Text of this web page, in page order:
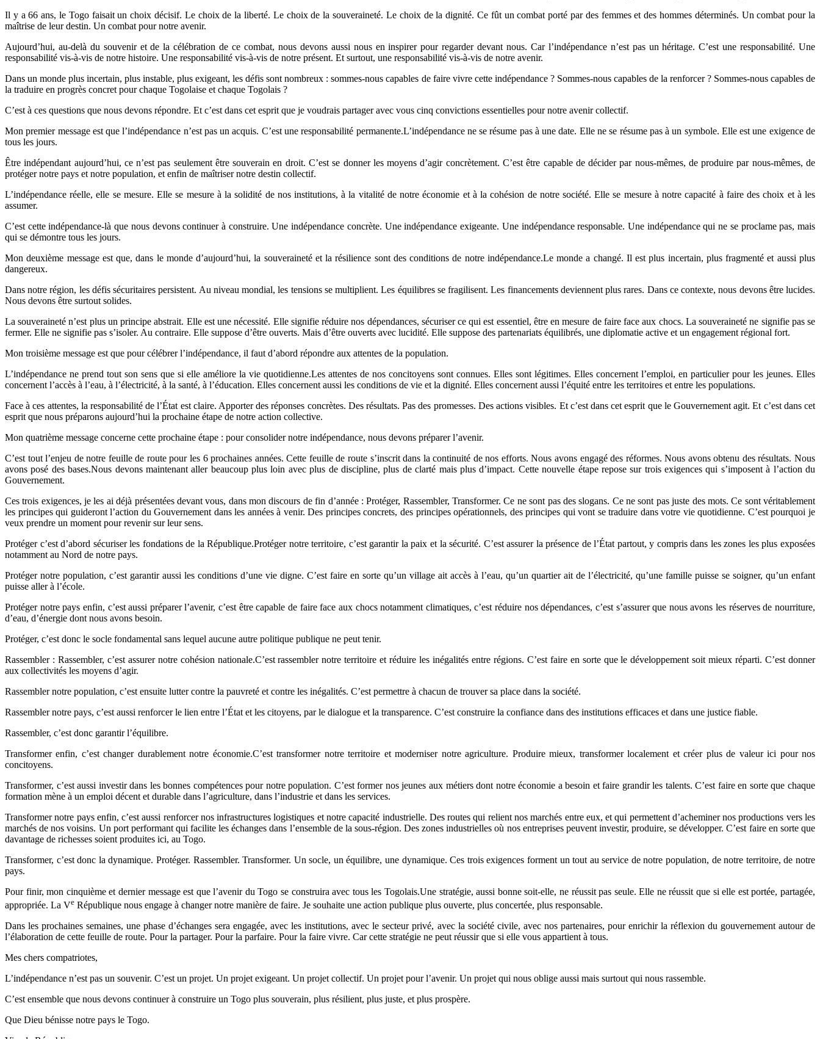
Il y a 66 ans, le Togo faisait un choix décisif. Le choix de la liberté. Le choix de la souveraineté. Le choix de la dignité. Ce fût un combat porté par des femmes et des hommes déterminés. Un combat pour la
maîtrise de leur destin. Un combat pour notre avenir.
Aujourd’hui, au-delà du souvenir et de la célébration de ce combat, nous devons aussi nous en inspirer pour regarder devant nous. Car l’indépendance n’est pas un héritage. C’est une responsabilité. Une
responsabilité vis-à-vis de notre histoire. Une responsabilité vis-à-vis de notre présent. Et surtout, une responsabilité vis-à-vis de notre avenir.
Dans un monde plus incertain, plus instable, plus exigeant, les défis sont nombreux : sommes-nous capables de faire vivre cette indépendance ? Sommes-nous capables de la renforcer ? Sommes-nous capables de
la traduire en progrès concret pour chaque Togolaise et chaque Togolais ?
C’est à ces questions que nous devons répondre. Et c’est dans cet esprit que je voudrais partager avec vous cinq convictions essentielles pour notre avenir collectif.
Mon premier message est que l’indépendance n’est pas un acquis. C’est une responsabilité permanente.L’indépendance ne se résume pas à une date. Elle ne se résume pas à un symbole. Elle est une exigence de
tous les jours.
Être indépendant aujourd’hui, ce n’est pas seulement être souverain en droit. C’est se donner les moyens d’agir concrètement. C’est être capable de décider par nous-mêmes, de produire par nous-mêmes, de
protéger notre pays et notre population, et enfin de maîtriser notre destin collectif.
L’indépendance réelle, elle se mesure. Elle se mesure à la solidité de nos institutions, à la vitalité de notre économie et à la cohésion de notre société. Elle se mesure à notre capacité à faire des choix et à les
assumer.
C’est cette indépendance-là que nous devons continuer à construire. Une indépendance concrète. Une indépendance exigeante. Une indépendance responsable. Une indépendance qui ne se proclame pas, mais
qui se démontre tous les jours.
Mon deuxième message est que, dans le monde d’aujourd’hui, la souveraineté et la résilience sont des conditions de notre indépendance.Le monde a changé. Il est plus incertain, plus fragmenté et aussi plus
dangereux.
Dans notre région, les défis sécuritaires persistent. Au niveau mondial, les tensions se multiplient. Les équilibres se fragilisent. Les financements deviennent plus rares. Dans ce contexte, nous devons être lucides.
Nous devons être surtout solides.
La souveraineté n’est plus un principe abstrait. Elle est une nécessité. Elle signifie réduire nos dépendances, sécuriser ce qui est essentiel, être en mesure de faire face aux chocs. La souveraineté ne signifie pas se
fermer. Elle ne signifie pas s’isoler. Au contraire. Elle suppose d’être ouverts. Mais d’être ouverts avec lucidité. Elle suppose des partenariats équilibrés, une diplomatie active et un engagement régional fort.
Mon troisième message est que pour célébrer l’indépendance, il faut d’abord répondre aux attentes de la population.
L’indépendance ne prend tout son sens que si elle améliore la vie quotidienne.Les attentes de nos concitoyens sont connues. Elles sont légitimes. Elles concernent l’emploi, en particulier pour les jeunes. Elles
concernent l’accès à l’eau, à l’électricité, à la santé, à l’éducation. Elles concernent aussi les conditions de vie et la dignité. Elles concernent aussi l’équité entre les territoires et entre les populations.
Face à ces attentes, la responsabilité de l’État est claire. Apporter des réponses concrètes. Des résultats. Pas des promesses. Des actions visibles. Et c’est dans cet esprit que le Gouvernement agit. Et c’est dans cet
esprit que nous préparons aujourd’hui la prochaine étape de notre action collective.
Mon quatrième message concerne cette prochaine étape : pour consolider notre indépendance, nous devons préparer l’avenir.
C’est tout l’enjeu de notre feuille de route pour les 6 prochaines années. Cette feuille de route s’inscrit dans la continuité de nos efforts. Nous avons engagé des réformes. Nous avons obtenu des résultats. Nous
avons posé des bases.Nous devons maintenant aller beaucoup plus loin avec plus de discipline, plus de clarté mais plus d’impact. Cette nouvelle étape repose sur trois exigences qui s’imposent à l’action du
Gouvernement.
Ces trois exigences, je les ai déjà présentées devant vous, dans mon discours de fin d’année : Protéger, Rassembler, Transformer. Ce ne sont pas des slogans. Ce ne sont pas juste des mots. Ce sont véritablement
les principes qui guideront l’action du Gouvernement dans les années à venir. Des principes concrets, des principes opérationnels, des principes qui vont se traduire dans votre vie quotidienne. C’est pourquoi je
veux prendre un moment pour revenir sur leur sens.
Protéger c’est d’abord sécuriser les fondations de la République.Protéger notre territoire, c’est garantir la paix et la sécurité. C’est assurer la présence de l’État partout, y compris dans les zones les plus exposées
notamment au Nord de notre pays.
Protéger notre population, c’est garantir aussi les conditions d’une vie digne. C’est faire en sorte qu’un village ait accès à l’eau, qu’un quartier ait de l’électricité, qu’une famille puisse se soigner, qu’un enfant
puisse aller à l’école.
Protéger notre pays enfin, c’est aussi préparer l’avenir, c’est être capable de faire face aux chocs notamment climatiques, c’est réduire nos dépendances, c’est s’assurer que nous avons les réserves de nourriture,
d’eau, d’énergie dont nous avons besoin.
Protéger, c’est donc le socle fondamental sans lequel aucune autre politique publique ne peut tenir.
Rassembler : Rassembler, c’est assurer notre cohésion nationale.C’est rassembler notre territoire et réduire les inégalités entre régions. C’est faire en sorte que le développement soit mieux réparti. C’est donner
aux collectivités les moyens d’agir.
Rassembler notre population, c’est ensuite lutter contre la pauvreté et contre les inégalités. C’est permettre à chacun de trouver sa place dans la société.
Rassembler notre pays, c’est aussi renforcer le lien entre l’État et les citoyens, par le dialogue et la transparence. C’est construire la confiance dans des institutions efficaces et dans une justice fiable.
Rassembler, c’est donc garantir l’équilibre.
Transformer enfin, c’est changer durablement notre économie.C’est transformer notre territoire et moderniser notre agriculture. Produire mieux, transformer localement et créer plus de valeur ici pour nos
concitoyens.
Transformer, c’est aussi investir dans les bonnes compétences pour notre population. C’est former nos jeunes aux métiers dont notre économie a besoin et faire grandir les talents. C’est faire en sorte que chaque
formation mène à un emploi décent et durable dans l’agriculture, dans l’industrie et dans les services.
Transformer notre pays enfin, c’est aussi renforcer nos infrastructures logistiques et notre capacité industrielle. Des routes qui relient nos marchés entre eux, et qui permettent d’acheminer nos productions vers les
marchés de nos voisins. Un port performant qui facilite les échanges dans l’ensemble de la sous-région. Des zones industrielles où nos entreprises peuvent investir, produire, se développer. C’est faire en sorte que
davantage de richesses soient produites ici, au Togo.
Transformer, c’est donc la dynamique. Protéger. Rassembler. Transformer. Un socle, un équilibre, une dynamique. Ces trois exigences forment un tout au service de notre population, de notre territoire, de notre
pays.
Pour finir, mon cinquième et dernier message est que l’avenir du Togo se construira avec tous les Togolais.Une stratégie, aussi bonne soit-elle, ne réussit pas seule. Elle ne réussit que si elle est portée, partagée,
appropriée. La Ve République nous engage à changer notre manière de faire. Je souhaite une action publique plus ouverte, plus concertée, plus responsable.
Dans les prochaines semaines, une phase d’échanges sera engagée, avec les institutions, avec le secteur privé, avec la société civile, avec nos partenaires, pour enrichir la réflexion du gouvernement autour de
l’élaboration de cette feuille de route. Pour la partager. Pour la parfaire. Pour la faire vivre. Car cette stratégie ne peut réussir que si elle vous appartient à tous.
Mes chers compatriotes,
L’indépendance n’est pas un souvenir. C’est un projet. Un projet exigeant. Un projet collectif. Un projet pour l’avenir. Un projet qui nous oblige aussi mais surtout qui nous rassemble.
C’est ensemble que nous devons continuer à construire un Togo plus souverain, plus résilient, plus juste, et plus prospère.
Que Dieu bénisse notre pays le Togo.